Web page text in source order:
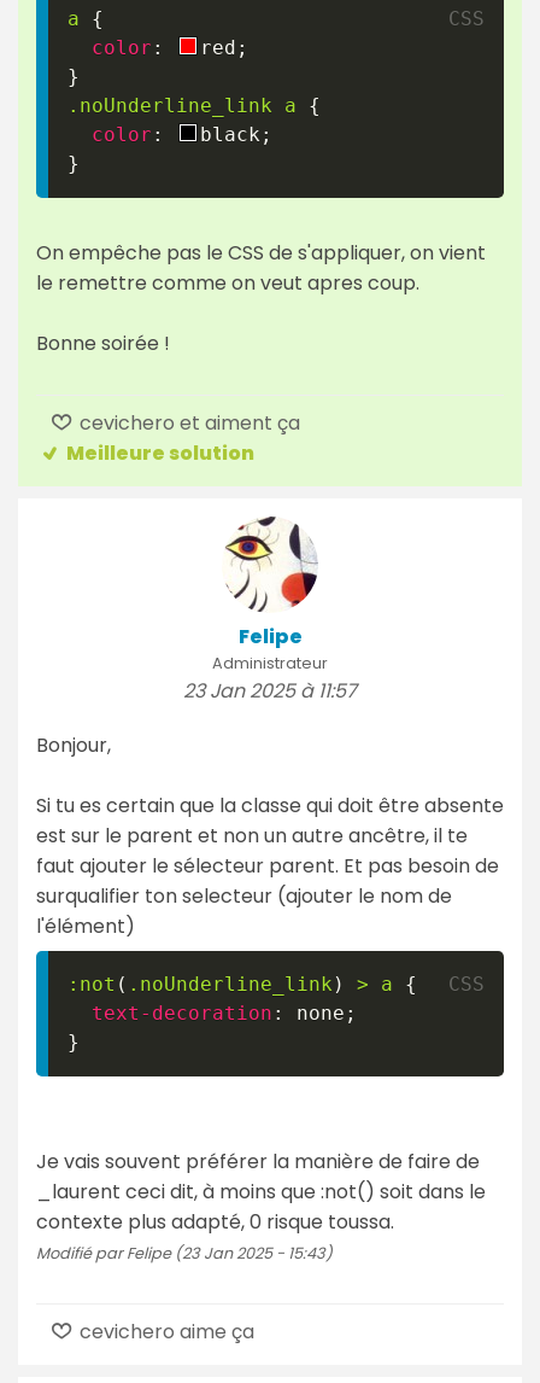
a
{
color : red ;
}
.noUnderline_link a
{
color : black ;
}
On empêche pas le CSS de s'appliquer, on vient
le remettre comme on veut apres coup.
Bonne soirée !
cevichero et aiment ça
Meilleure solution
Felipe
Administrateur
23 Jan 2025 à 11:57
Bonjour,
Si tu es certain que la classe qui doit être absente
est sur le parent et non un autre ancêtre, il te
faut ajouter le sélecteur parent. Et pas besoin de
surqualifier ton selecteur (ajouter le nom de
l'élément)
:not ( .noUnderline_link ) > a
{
text-decoration : none ;
}
Je vais souvent préférer la manière de faire de
_laurent ceci dit, à moins que :not() soit dans le
contexte plus adapté, 0 risque toussa.
Modifié par Felipe (23 Jan 2025 - 15:43)
cevichero aime ça